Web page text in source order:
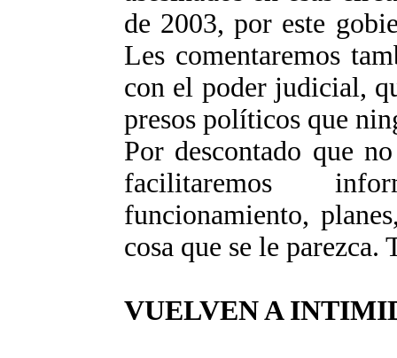
de 2003, por este
Les comentaremos
con el poder judicial,
presos políticos que
Por descontado que
facilitaremos
funcionamiento,
cosa que se le parezca.
VUELVEN A